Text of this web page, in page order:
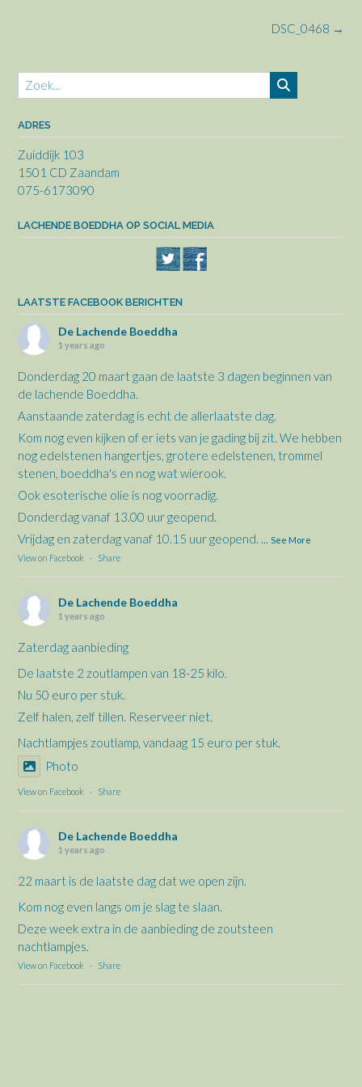
DSC_0468 →
ADRES
Zuiddijk 103
1501 CD Zaandam
075-6173090
LACHENDE BOEDDHA OP SOCIAL MEDIA
LAATSTE FACEBOOK BERICHTEN
De Lachende Boeddha
1 years ago
Donderdag 20 maart gaan de laatste 3 dagen beginnen van
de lachende Boeddha.
Aanstaande zaterdag is echt de allerlaatste dag.
Kom nog even kijken of er iets van je gading bij zit. We hebben
nog edelstenen hangertjes, grotere edelstenen, trommel
stenen, boeddha's en nog wat wierook.
Ook esoterische olie is nog voorradig.
Donderdag vanaf 13.00 uur geopend.
Vrijdag en zaterdag vanaf 10.15 uur geopend. ... See More
View on Facebook
· Share
De Lachende Boeddha
1 years ago
Zaterdag aanbieding
De laatste 2 zoutlampen van 18-25 kilo.
Nu 50 euro per stuk.
Zelf halen, zelf tillen. Reserveer niet.
Nachtlampjes zoutlamp, vandaag 15 euro per stuk.
Photo
View on Facebook · Share
De Lachende Boeddha
1 years ago
22 maart is de laatste dag dat we open zijn.
Kom nog even langs om je slag te slaan.
Deze week extra in de aanbieding de zoutsteen
nachtlampjes.
View on Facebook · Share